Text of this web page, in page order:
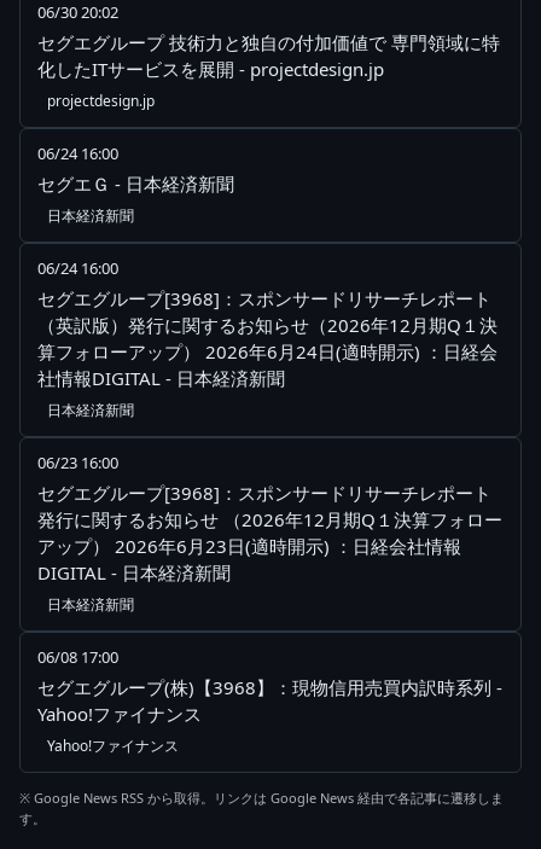
06/30 20:02
セグエグループ 技術力と独自の付加価値で 専門領域に特
化したITサービスを展開 - projectdesign.jp
projectdesign.jp
06/24 16:00
セグエＧ - 日本経済新聞
日本経済新聞
06/24 16:00
セグエグループ[3968]：スポンサードリサーチレポート
（英訳版）発行に関するお知らせ（2026年12月期Q１決
算フォローアップ） 2026年6月24日(適時開示) ：日経会
社情報DIGITAL - 日本経済新聞
日本経済新聞
06/23 16:00
セグエグループ[3968]：スポンサードリサーチレポート
発行に関するお知らせ （2026年12月期Q１決算フォロー
アップ） 2026年6月23日(適時開示) ：日経会社情報
DIGITAL - 日本経済新聞
日本経済新聞
06/08 17:00
セグエグループ(株)【3968】：現物信用売買内訳時系列 -
Yahoo!ファイナンス
Yahoo!ファイナンス
※ Google News RSS から取得。リンクは Google News 経由で各記事に遷移しま
す。